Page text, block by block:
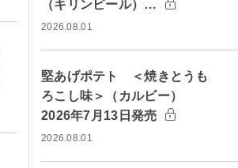
（キリンビール）…
2026.08.01
堅あげポテト ＜焼きとうも
ろこし味＞（カルビー）
2026年7月13日発売
2026.08.01